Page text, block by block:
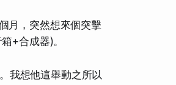
月，突然想來個突擊
+合成器)。
我想他這舉動之所以